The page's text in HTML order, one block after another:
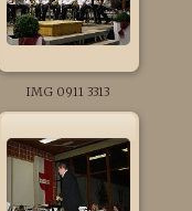
IMG 0911 3313